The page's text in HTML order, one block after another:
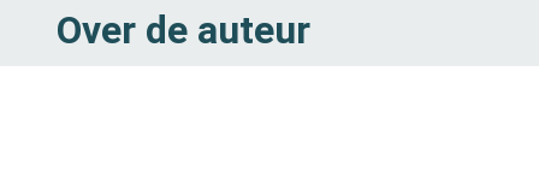
Over de auteur